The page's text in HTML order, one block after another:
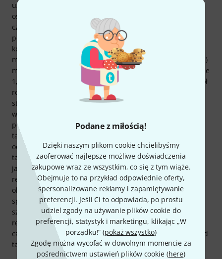
Podane z miłością!
Dzięki naszym plikom cookie chcielibyśmy
zaoferować najlepsze możliwe doświadczenia
zakupowe wraz ze wszystkim, co się z tym wiąże.
Obejmuje to na przykład odpowiednie oferty,
spersonalizowane reklamy i zapamiętywanie
preferencji. Jeśli Ci to odpowiada, po prostu
udziel zgody na używanie plików cookie do
preferencji, statystyk i marketingu, klikając „W
porządku!” (pokaż wszystko)
Zgodę można wycofać w dowolnym momencie za
pośrednictwem ustawień plików cookie (here)
używane. I to właśnie w tym momencie jakość (niestety)
osiągnęła swój limit, ponieważ po stosunkowo krótkim
czasie (nieco ponad roku) w pierwszym talerzu pojawiły się
pęknięcia (pomimo bardzo starannego obchodzenia się i
konserwacji). Talerze były używane przez około 15-16
miesięcy od zakupu. Jeden z nich (jak wspomniano powyżej)
miał już wtedy pęknięcia. Po tym, jak talerze spędziły kolejne
1,5 roku bezpiecznie przechowywane w futerale, prawie pół
roku temu odbudowałem swój zestaw i zacząłem grać w
studiu. Musiałem wymienić jeden talerz z powodu
wspomnianych pęknięć, a wczoraj drugi wyzionął ducha –
po zaledwie dwóch latach gry, co jest nie do przyjęcia dla
talerza w tym przedziale cenowym i przy takich
oczekiwaniach jakościowych. Krótko mówiąc: brzmienie
talerzy Sabian jest niestety fantastyczne i dokładnie takie,
jakiego szukam w moim zestawie. Niestety, nie
rekompensuje to słabego wykonania (ani niekooperatywnej
obsługi klienta Sabian). Teraz nie mam innego wyjścia, jak
spędzić dzień w naszym lokalnym sklepie muzycznym,
szukając alternatywnego brzmienia talerzy, ponieważ
regularna wymiana talerzy crash Sabian a) nie jest tym,
czego chcę, b) zbyt droga i c) nie jest tym, czego oczekuję od
talerzy z najwyższej półki.